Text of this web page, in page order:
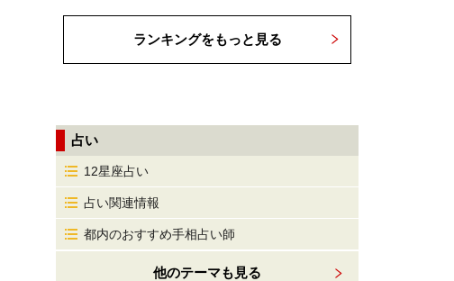
ランキングをもっと見る
占い
12星座占い
占い関連情報
都内のおすすめ手相占い師
他のテーマも見る